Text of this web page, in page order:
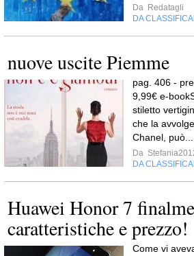
Da Redatagli
DA
nuove uscite Piemme
pag. 406 -
9,99€ e-
stiletto
che la
Chanel, può...
Da
DA
Huawei Honor 7
caratteristiche e prezzo!
Come vi